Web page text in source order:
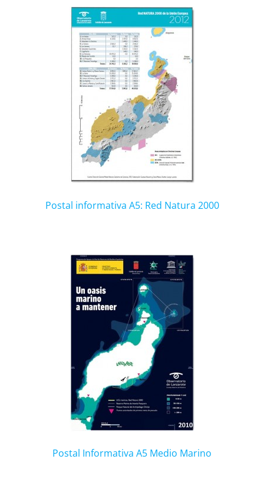
Postal informativa A5: Red Natura 2000
Postal Informativa A5 Medio Marino